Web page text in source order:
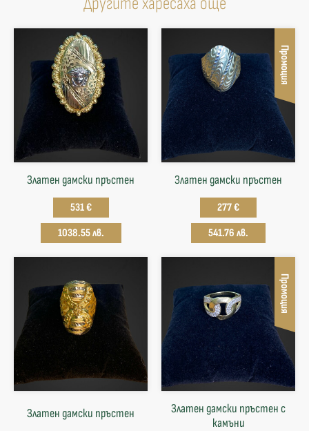
Златен дамски пръстен
531 €
1038.55 лв.
Промоция
Златен дамски пръстен
277 €
541.76 лв.
Златен дамски пръстен
Промоция
Златен дамски пръстен с
камъни